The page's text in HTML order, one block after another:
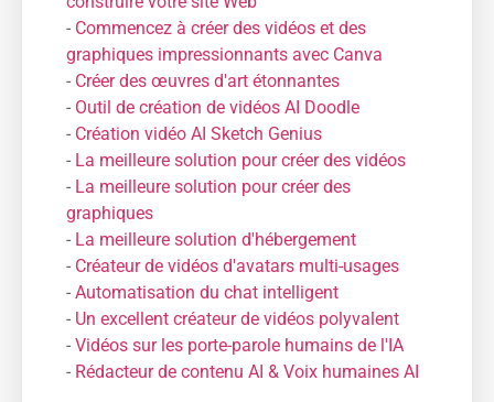
- Commencez à créer des vidéos et des
graphiques impressionnants avec Canva
- Créer des œuvres d'art étonnantes
- Outil de création de vidéos AI Doodle
- Création vidéo AI Sketch Genius
- La meilleure solution pour créer des vidéos
- La meilleure solution pour créer des
graphiques
- La meilleure solution d'hébergement
- Créateur de vidéos d'avatars multi-usages
- Automatisation du chat intelligent
- Un excellent créateur de vidéos polyvalent
- Vidéos sur les porte-parole humains de l'IA
- Rédacteur de contenu AI & Voix humaines AI